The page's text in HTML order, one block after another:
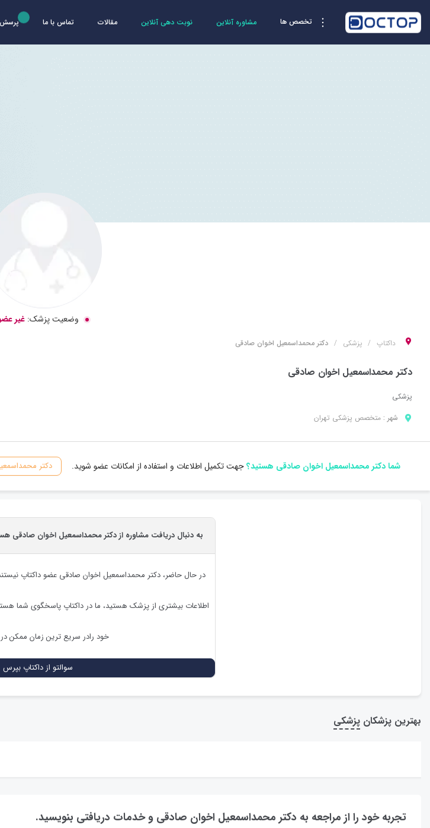
تخصص ها مشاوره آنلاین نوبت دهی آنلاین مقالات تماس با ما
وضعیت پزشک: غیر
داکتاپ پزشکی دکتر محمداسمعیل اخوان صادقی
دکتر محمداسمعیل اخوان صادقی
پزشکی
شهر : متخصص پزشکی تهران
شما دکتر محمداسمعیل اخوان صادقی هستید؟جهت تکمیل اطلاعات و استفاده از امکانات عضو شوید. دکتر
به دنبال دریافت مشاوره از دکتر محمداسمعیل اخوان صادقی
در حال حاضر، دکتر محمداسمعیل اخوان صادقی عضو داکتاپ
اطلاعات بیشتری از پزشک هستید، ما در داکتاپ پاسخگوی شما
خود رادر سریع ترین زمان ممکن
سوالتو از داکتاپ بپرس
بهترین پزشکان پزشکی
تجربه خود را از مراجعه به دکتر محمداسمعیل اخوان صادقی و خدمات دریافتی بنویسید.